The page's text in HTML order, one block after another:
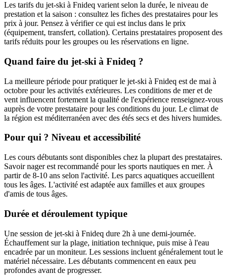
Les tarifs du jet-ski à Fnideq varient selon la durée, le niveau de
prestation et la saison : consultez les fiches des prestataires pour les
prix à jour. Pensez à vérifier ce qui est inclus dans le prix
(équipement, transfert, collation). Certains prestataires proposent des
tarifs réduits pour les groupes ou les réservations en ligne.
Quand faire du jet-ski à Fnideq ?
La meilleure période pour pratiquer le jet-ski à Fnideq est de mai à
octobre pour les activités extérieures. Les conditions de mer et de
vent influencent fortement la qualité de l'expérience renseignez-vous
auprès de votre prestataire pour les conditions du jour. Le climat de
la région est méditerranéen avec des étés secs et des hivers humides.
Pour qui ? Niveau et accessibilité
Les cours débutants sont disponibles chez la plupart des prestataires.
Savoir nager est recommandé pour les sports nautiques en mer. À
partir de 8-10 ans selon l'activité. Les parcs aquatiques accueillent
tous les âges. L'activité est adaptée aux familles et aux groupes
d'amis de tous âges.
Durée et déroulement typique
Une session de jet-ski à Fnideq dure 2h à une demi-journée.
Échauffement sur la plage, initiation technique, puis mise à l'eau
encadrée par un moniteur. Les sessions incluent généralement tout le
matériel nécessaire. Les débutants commencent en eaux peu
profondes avant de progresser.